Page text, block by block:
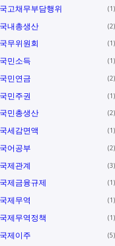
국고채무부담행위 1
국내총생산 2
국무위원회 1
국민소득 1
국민연금 2
국민주권 1
국민총생산 2
국세감면액 1
국어공부 2
국제관계 3
국제금융규제 1
국제무역 1
국제무역정책 1
국제이주 5